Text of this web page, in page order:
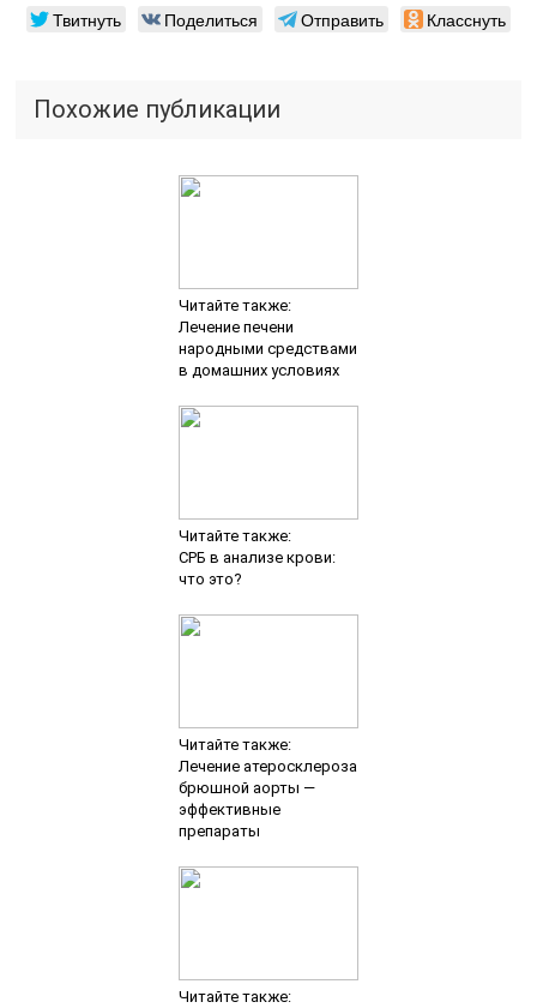
Твитнуть Поделиться Отправить Класснуть
Похожие публикации
Читайте также:
Лечение печени
народными средствами
в домашних условиях
Читайте также:
СРБ в анализе крови:
что это?
Читайте также:
Лечение атеросклероза
брюшной аорты —
эффективные
препараты
Читайте также: